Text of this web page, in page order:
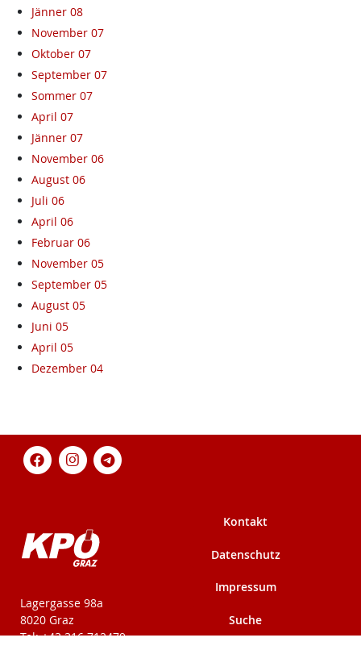
Jänner 08
November 07
Oktober 07
September 07
Sommer 07
April 07
Jänner 07
November 06
August 06
Juli 06
April 06
Februar 06
November 05
September 05
August 05
Juni 05
April 05
Dezember 04
KPÖ-Steiermark
Lagergasse 98a
8020 Graz
Tel: +43 316 712479
Kontakt
Datenschutz
Impressum
Suche